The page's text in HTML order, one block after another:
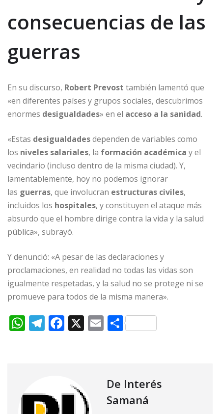
consecuencias de las
guerras
En su discurso, Robert Prevost también lamentó que
«en diferentes países y grupos sociales, descubrimos
enormes desigualdades» en el acceso a la sanidad.
«Estas desigualdadesdependen de variables como
los niveles salariales, la formación académica y el
vecindario (incluso dentro de la misma ciudad). Y,
lamentablemente, hoy no podemos ignorar
las guerras, que involucran estructuras civiles,
incluidos los hospitales, y constituyen el ataque más
absurdo que el hombre dirige contra la vida y la salud
pública», subrayó.
Y denunció: «A pesar de las declaraciones y
proclamaciones, en realidad no todas las vidas son
igualmente respetadas, y la salud no se protege ni se
promueve para todos de la misma manera».
W
p
T
m
F
b
o
X E C
ar
ti
De Interés
Samaná